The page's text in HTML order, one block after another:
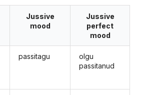
Jussive
mood
passitagu
Jussive
perfect
mood
olgu
passitanud